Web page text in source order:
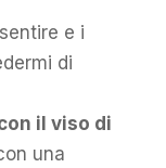
e i
di
il viso di
una